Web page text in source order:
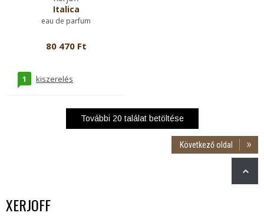
Italica
eau de parfum
80 470 Ft
1 kiszerelés
További 20 találat betöltése
Következő oldal
XERJOFF